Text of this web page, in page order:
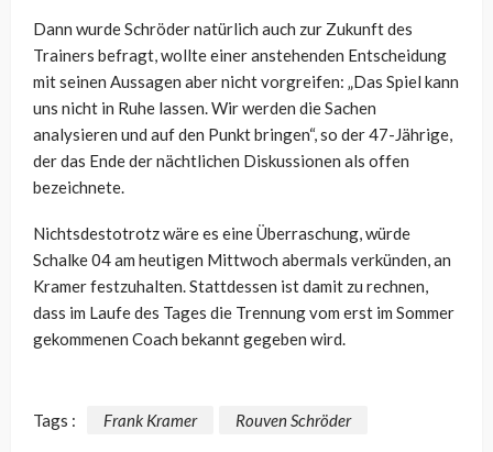
Dann wurde Schröder natürlich auch zur Zukunft des
Trainers befragt, wollte einer anstehenden Entscheidung
mit seinen Aussagen aber nicht vorgreifen: „Das Spiel kann
uns nicht in Ruhe lassen. Wir werden die Sachen
analysieren und auf den Punkt bringen“, so der 47-Jährige,
der das Ende der nächtlichen Diskussionen als offen
bezeichnete.
Nichtsdestotrotz wäre es eine Überraschung, würde
Schalke 04 am heutigen Mittwoch abermals verkünden, an
Kramer festzuhalten. Stattdessen ist damit zu rechnen,
dass im Laufe des Tages die Trennung vom erst im Sommer
gekommenen Coach bekannt gegeben wird.
Tags : Frank Kramer Rouven Schröder